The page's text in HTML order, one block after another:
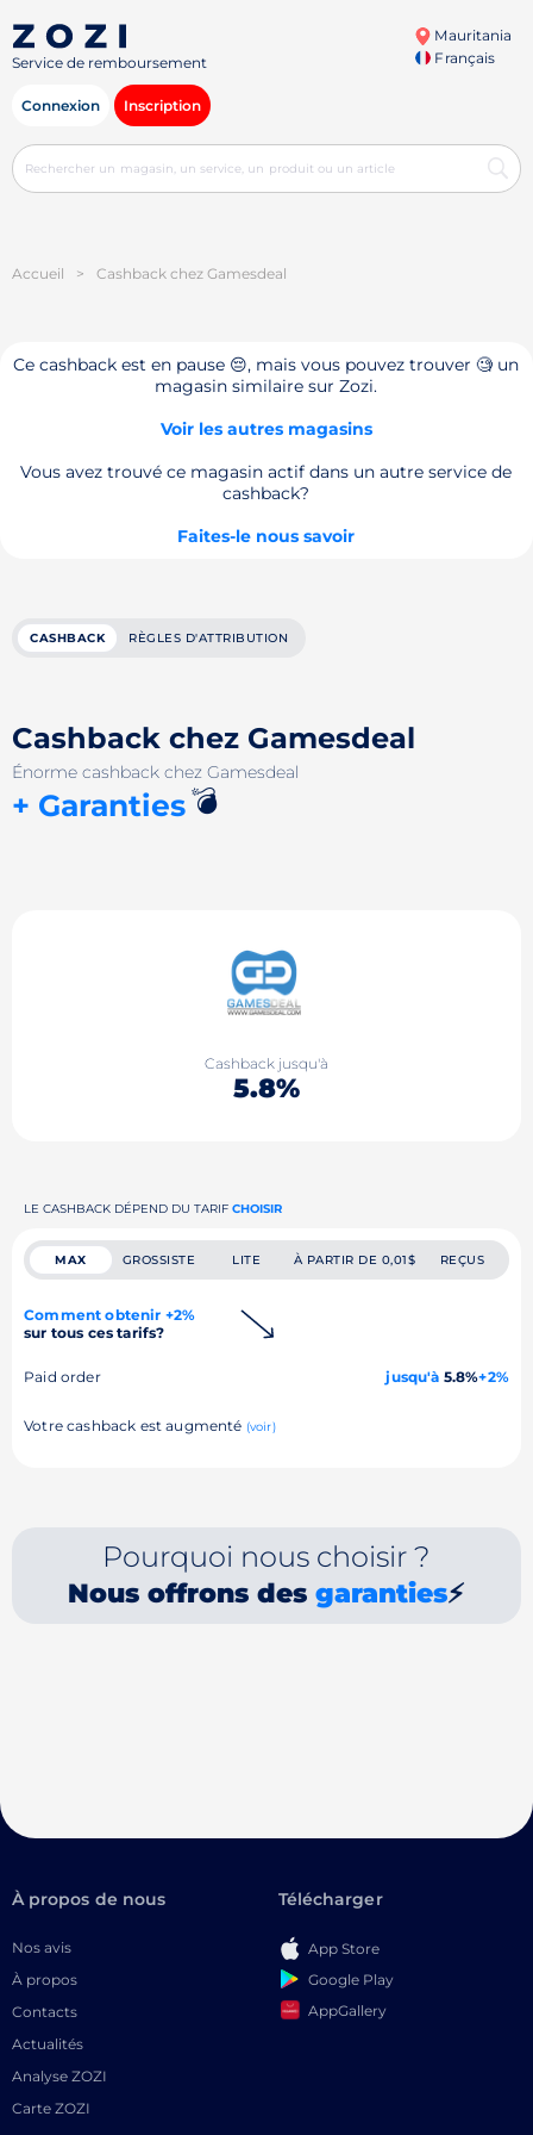
Service de remboursement
Mauritania
Français
Connexion Inscription
Accueil > Cashback chez Gamesdeal
Ce cashback est en pause 😔, mais vous pouvez trouver 🧐 un
magasin similaire sur Zozi.
Voir les autres magasins
Vous avez trouvé ce magasin actif dans un autre service de
cashback?
Faites-le nous savoir
CASHBACK RÈGLES D'ATTRIBUTION
Cashback chez Gamesdeal
Énorme cashback chez Gamesdeal
+ Garanties💣
Cashback jusqu'à
5.8%
LE CASHBACK DÉPEND DU TARIF CHOISIR
MAX GROSSISTE LITE À PARTIR DE 0,01$ REÇUS
Comment obtenir +2%
sur tous ces tarifs?
Paid order jusqu'à 5.8%+2%
Votre cashback est augmenté (voir)
Pourquoi nous choisir ?
Nous offrons desgaranties⚡
À propos de nous
Nos avis
À propos
Contacts
Actualités
Analyse ZOZI
Carte ZOZI
Télécharger
App Store
Google Play
AppGallery